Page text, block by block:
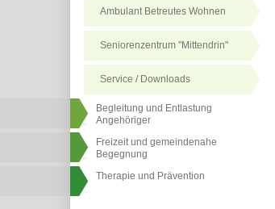
Ambulant Betreutes Wohnen
Seniorenzentrum "Mittendrin"
Service / Downloads
Begleitung und Entlastung
Angehöriger
Freizeit und gemeindenahe
Begegnung
Therapie und Prävention